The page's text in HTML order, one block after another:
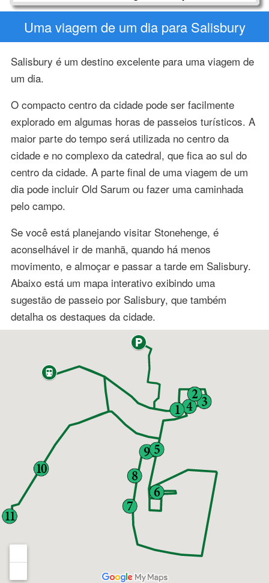
Uma viagem de um dia para Salisbury
Salisbury é um destino excelente para uma viagem de
um dia.
O compacto centro da cidade pode ser facilmente
explorado em algumas horas de passeios turísticos. A
maior parte do tempo será utilizada no centro da
cidade e no complexo da catedral, que fica ao sul do
centro da cidade. A parte final de uma viagem de um
dia pode incluir Old Sarum ou fazer uma caminhada
pelo campo.
Se você está planejando visitar Stonehenge, é
aconselhável ir de manhã, quando há menos
movimento, e almoçar e passar a tarde em Salisbury.
Abaixo está um mapa interativo exibindo uma
sugestão de passeio por Salisbury, que também
detalha os destaques da cidade.